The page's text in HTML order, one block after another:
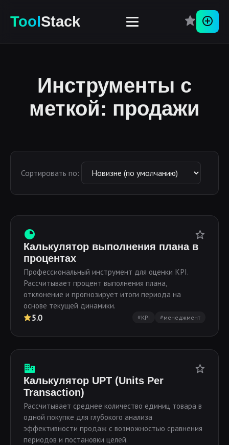
ToolStack
Инструменты с
меткой: продажи
Сортировать по:
Калькулятор выполнения плана в
процентах
Профессиональный инструмент для оценки KPI.
Рассчитывает процент выполнения плана,
отклонение и прогнозирует итоги периода на
основе текущей динамики.
5.0 #KPI #менеджмент
Калькулятор UPT (Units Per
Transaction)
Рассчитывает среднее количество единиц товара в
одной покупке для глубокого анализа
эффективности продаж с возможностью сравнения
периодов и постановки целей.